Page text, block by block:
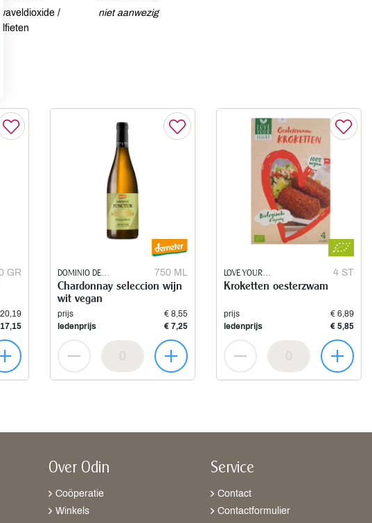
/
niet aanwezig
GR
DOMINIO DE
PUNCTUM
750 ML
Chardonnay seleccion wijn
wit vegan
prijs
€ 8,55
ledenprijs
€ 7,25
LOVE YOUR
VEGGIES
4 ST
Kroketten oesterzwam
prijs
€ 6,89
ledenprijs
€ 5,85
Over Odin
Coöperatie
Winkels
Service
Contact
Contactformulier